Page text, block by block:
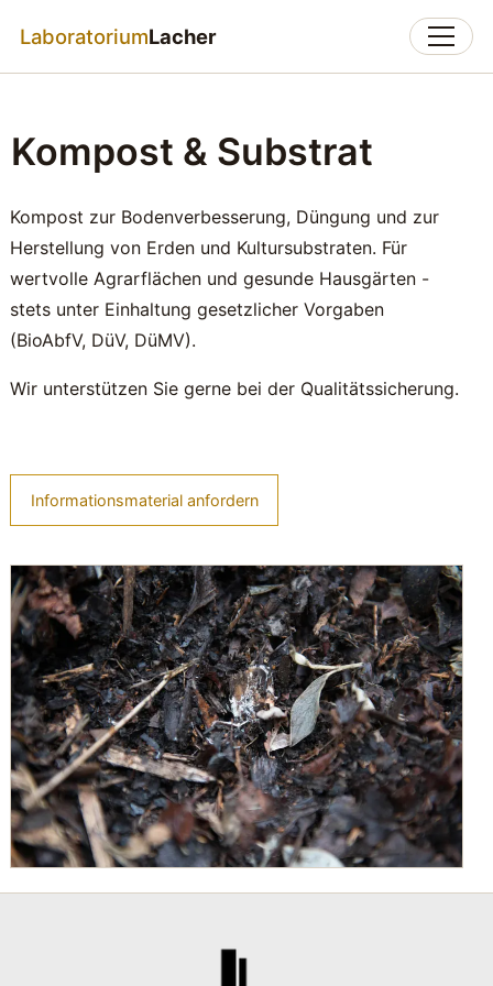
LaboratoriumLacher
Kompost & Substrat
Kompost zur Bodenverbesserung, Düngung und zur
Herstellung von Erden und Kultursubstraten. Für
wertvolle Agrarflächen und gesunde Hausgärten -
stets unter Einhaltung gesetzlicher Vorgaben
(BioAbfV, DüV, DüMV).
Wir unterstützen Sie gerne bei der Qualitätssicherung.
Informationsmaterial anfordern